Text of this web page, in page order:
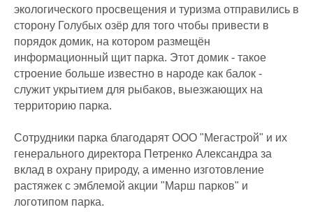
экологического просвещения и туризма отправились в
сторону Голубых озёр для того чтобы привести в
порядок домик, на котором размещён
информационный щит парка. Этот домик - такое
строение больше известно в народе как балок -
служит укрытием для рыбаков, выезжающих на
территорию парка.
Сотрудники парка благодарят ООО "Мегастрой" и их
генерального директора Петренко Александра за
вклад в охрану природу, а именно изготовление
растяжек с эмблемой акции "Марш парков" и
логотипом парка.